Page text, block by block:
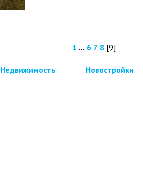
1 ... 6 7 8 [9]
Недвижимость Новостройки